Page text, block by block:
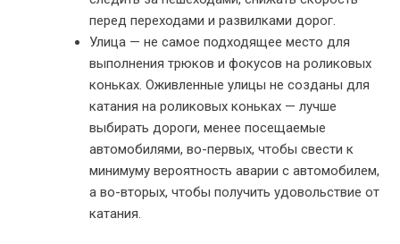
перед переходами и развилками дорог.
Улица — не самое подходящее место для
выполнения трюков и фокусов на роликовых
коньках. Оживленные улицы не созданы для
катания на роликовых коньках — лучше
выбирать дороги, менее посещаемые
автомобилями, во-первых, чтобы свести к
минимуму вероятность аварии с автомобилем,
а во-вторых, чтобы получить удовольствие от
катания.